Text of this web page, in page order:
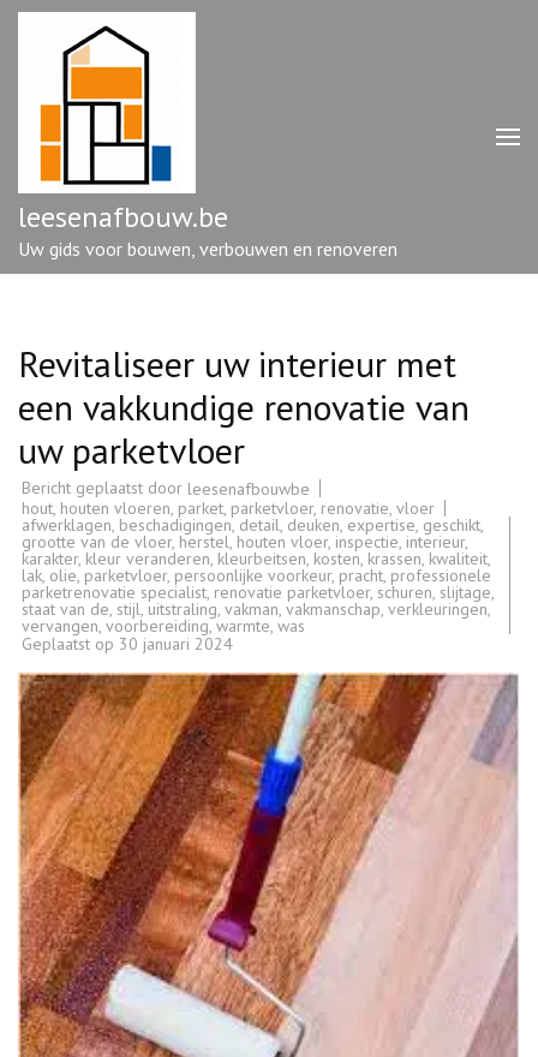
Ga
enter)
leesenafbouw.be
Uw gids voor bouwen, verbouwen en renoveren
Revitaliseer uw interieur met
een vakkundige renovatie van
uw parketvloer
Bericht geplaatst door leesenafbouwbe
hout, houten vloeren, parket, parketvloer, renovatie, vloer
afwerklagen, beschadigingen, detail, deuken, expertise, geschikt,
grootte van de vloer, herstel, houten vloer, inspectie, interieur,
karakter, kleur veranderen, kleurbeitsen, kosten, krassen, kwaliteit,
lak, olie, parketvloer, persoonlijke voorkeur, pracht, professionele
parketrenovatie specialist, renovatie parketvloer, schuren, slijtage,
staat van de, stijl, uitstraling, vakman, vakmanschap, verkleuringen,
vervangen, voorbereiding,warmte, was
Geplaatst op 30 januari 2024